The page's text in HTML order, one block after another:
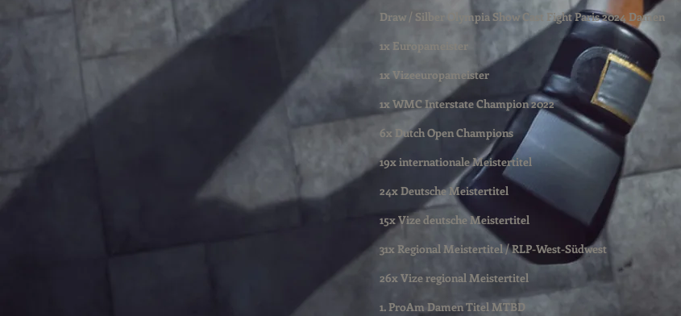
Draw / Silber Olympia Show Cast Fight Paris 2024 Damen
1x Europameister
1x Vizeeuropameister
1x WMC Interstate Champion 2022
6x Dutch Open Champions
19x internationale Meistertitel
24x Deutsche Meistertitel
15x Vize deutsche Meistertitel
31x Regional Meistertitel / RLP-West-Südwest
26x Vize regional Meistertitel
1. ProAm Damen Titel MTBD